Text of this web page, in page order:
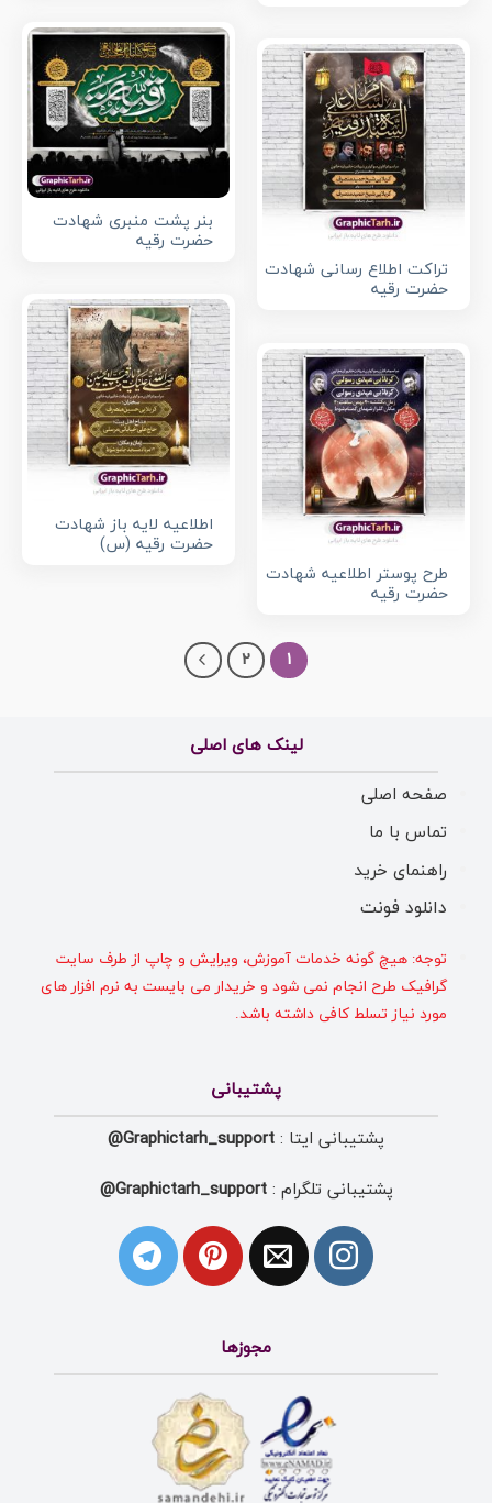
بنر پشت منبری شهادت
حضرت رقیه
تراکت اطلاع رسانی شهادت
حضرت رقیه
اطلاعیه لایه باز شهادت
حضرت رقیه (س)
طرح پوستر اطلاعیه شهادت
حضرت رقیه
1
2
لینک های اصلی
صفحه اصلی
تماس با ما
راهنمای خرید
دانلود فونت
توجه: هیچ گونه خدمات آموزش، ویرایش و چاپ از طرف سایت
گرافیک طرح انجام نمی شود و خریدار می بایست به نرم افزار های
مورد نیاز تسلط کافی داشته باشد.
پشتیبانی
پشتیبانی ایتا : Graphictarh_support@
پشتیبانی تلگرام :Graphictarh_support@
مجوزها